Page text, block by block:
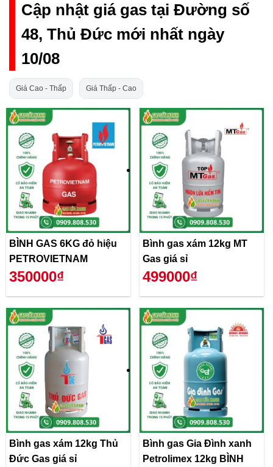
Cập nhật giá gas tại Đường số
48, Thủ Đức mới nhất ngày
10/08
Giá Cao - Thấp Giá Thấp - Cao
BÌNH GAS 6KG đỏ hiệu
PETROVIETNAM
350000₫
Bình gas xám 12kg MT
Gas giá sỉ
499000₫
Bình gas xám 12kg Thủ
Đức Gas giá sỉ
Bình gas Gia Đình xanh
Petrolimex 12kg BÌNH